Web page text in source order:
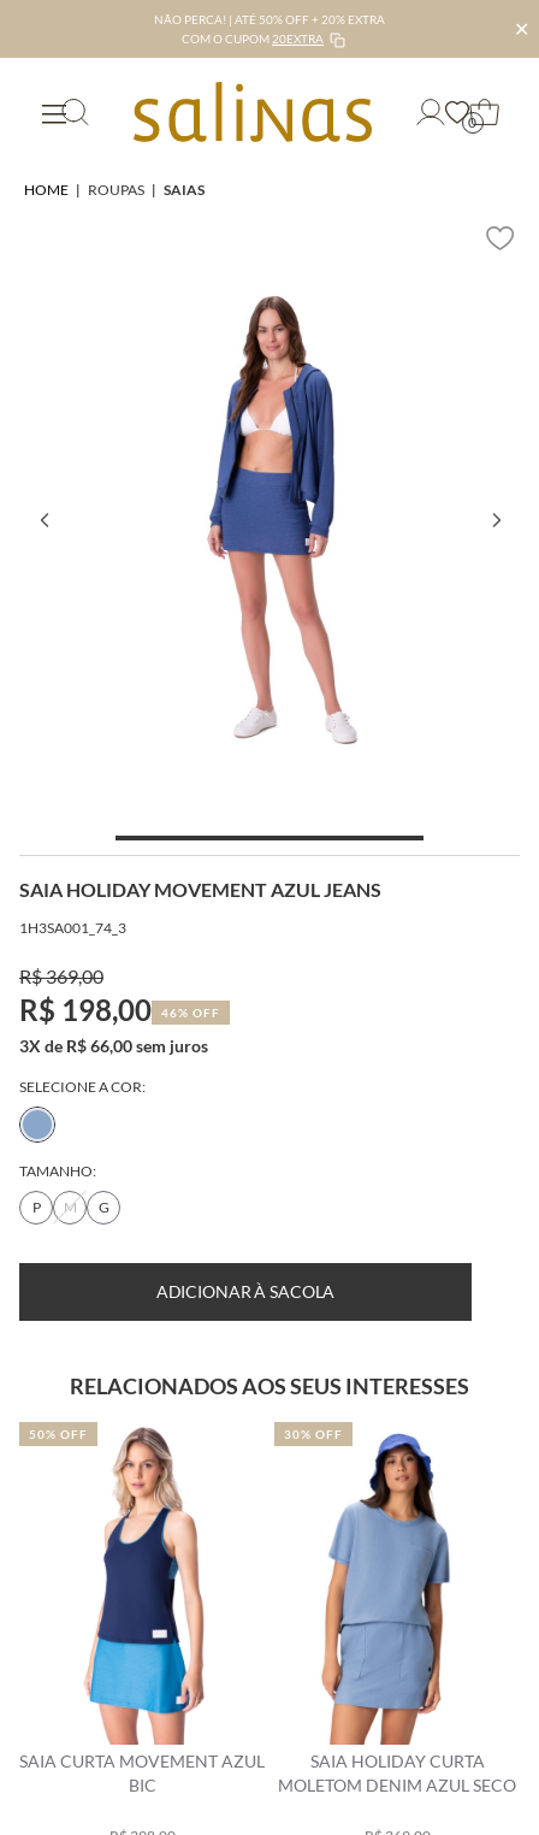
NÃO PERCA! | ATÉ 50% OFF + 20% EXTRA
COM O CUPOM 20EXTRA ✕
0
HOME | ROUPAS | SAIAS
SAIA HOLIDAY MOVEMENT AZUL JEANS
1H3SA001_74_3
R$ 369,00
R$ 198,00 46% OFF
3X de R$ 66,00 sem juros
SELECIONE A COR:
TAMANHO:
P
M G
ADICIONAR À SACOLA
RELACIONADOS AOS SEUS INTERESSES
SAIA CURTA MOVEMENT AZUL
BIC
50% OFF
SAIA HOLIDAY CURTA
MOLETOM DENIM AZUL SECO
30% OFF